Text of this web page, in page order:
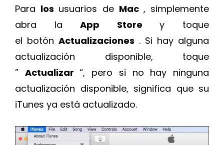
Para los usuarios de Mac , simplemente
abra laApp Storey toque
el botónActualizaciones . Si hay alguna
actualización disponible, toque
” Actualizar“, pero si no hay ninguna
actualización disponible, significa que su
iTunes ya está actualizado.